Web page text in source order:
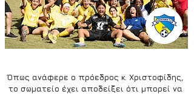
Όπως ανάφερε ο πρόεδρος κ. Χριστοφίδης,
το σωματείο έχει αποδείξει ότι μπορεί να